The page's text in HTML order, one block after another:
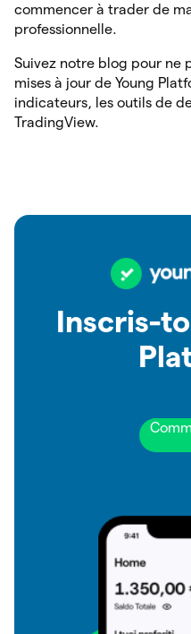
commencer à trader de
professionnelle.
Suivez notre blog pour ne
mises à jour de Young
indicateurs, les outils de
TradingView.
Inscris-